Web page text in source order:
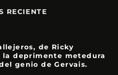
RECIENTE
de Ricky
la deprimente metedura
genio de Gervais.